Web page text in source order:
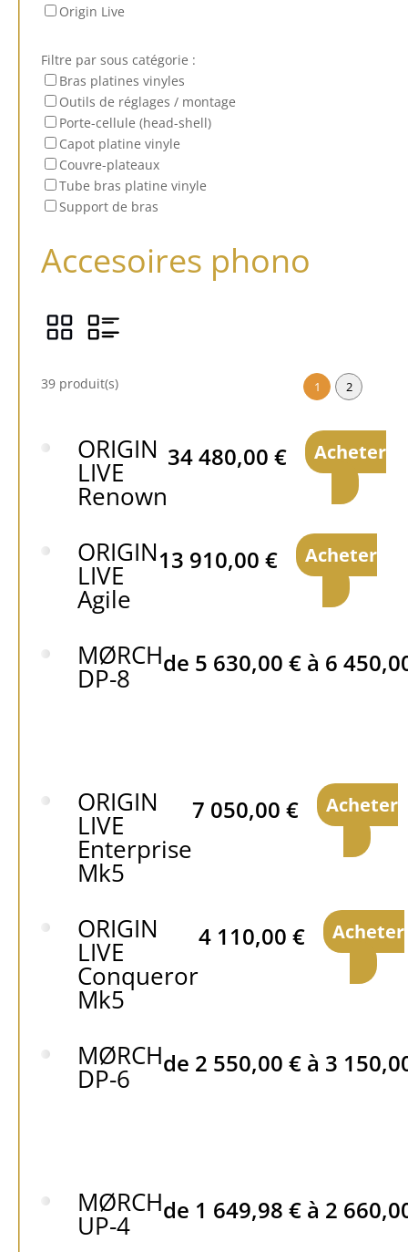
Origin Live
Filtre par sous catégorie :
Bras platines vinyles
Outils de réglages / montage
Porte-cellule (head-shell)
Capot platine vinyle
Couvre-plateaux
Tube bras platine vinyle
Support de bras
Accesoires phono
39 produit(s) 1 2
ORIGIN
LIVE
Renown
34 480,00 € Acheter
ORIGIN
LIVE
Agile
13 910,00 € Acheter
MØRCH
DP-8 de 5 630,00 €à 6
ORIGIN
LIVE
Enterprise
Mk5
7 050,00 € Acheter
ORIGIN
LIVE
Conqueror
Mk5
4 110,00 € Acheter
MØRCH
DP-6 de 2 550,00 €à 3
MØRCH
UP-4 de 1 649,98 €à 2